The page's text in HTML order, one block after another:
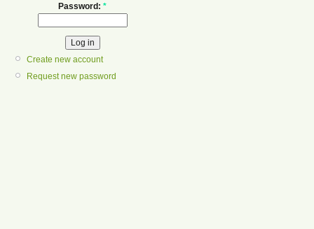
Password: *
Create new account
Request new password